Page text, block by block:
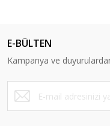
E-BÜLTEN
Kampanya ve